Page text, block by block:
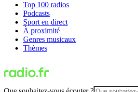
Top 100 radios
Podcasts
Sport en direct
À proximité
Genres musicaux
Thèmes